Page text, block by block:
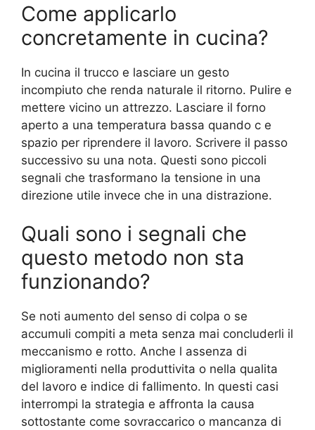
Come applicarlo
concretamente in cucina?
In cucina il trucco e lasciare un gesto
incompiuto che renda naturale il ritorno. Pulire e
mettere vicino un attrezzo. Lasciare il forno
aperto a una temperatura bassa quando c e
spazio per riprendere il lavoro. Scrivere il passo
successivo su una nota. Questi sono piccoli
segnali che trasformano la tensione in una
direzione utile invece che in una distrazione.
Quali sono i segnali che
questo metodo non sta
funzionando?
Se noti aumento del senso di colpa o se
accumuli compiti a meta senza mai concluderli il
meccanismo e rotto. Anche l assenza di
miglioramenti nella produttivita o nella qualita
del lavoro e indice di fallimento. In questi casi
interrompi la strategia e affronta la causa
sottostante come sovraccarico o mancanza di